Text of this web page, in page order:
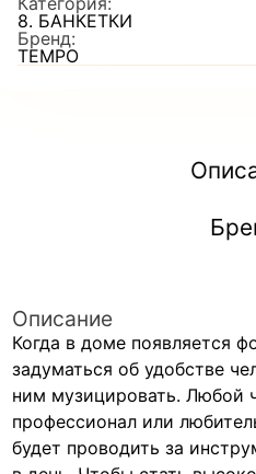
8. БАНКЕТКИ
Бренд:
TEMPO
Описание
Когда в доме появляется
задуматься об удобстве
ним музицировать. Любой
профессионал или
будет проводить за